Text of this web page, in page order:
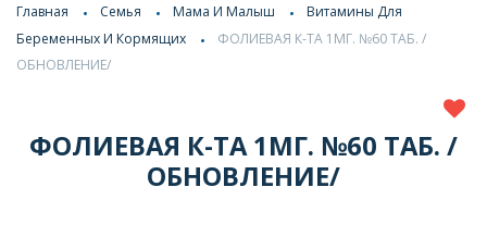
Главная Семья Мама И Малыш
Витамины Для
Беременных И Кормящих
ФОЛИЕВАЯ К-ТА 1МГ. №60 ТАБ. /
ОБНОВЛЕНИЕ/
ФОЛИЕВАЯ К-ТА 1МГ. №60 ТАБ. /
ОБНОВЛЕНИЕ/